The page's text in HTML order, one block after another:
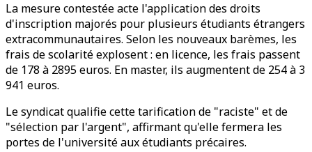
La mesure contestée acte l'application des droits
d'inscription majorés pour plusieurs étudiants étrangers
extracommunautaires. Selon les nouveaux barèmes, les
frais de scolarité explosent : en licence, les frais passent
de 178 à 2895 euros. En master, ils augmentent de 254 à 3
941 euros.
Le syndicat qualifie cette tarification de "raciste" et de
"sélection par l'argent", affirmant qu'elle fermera les
portes de l'université aux étudiants précaires.